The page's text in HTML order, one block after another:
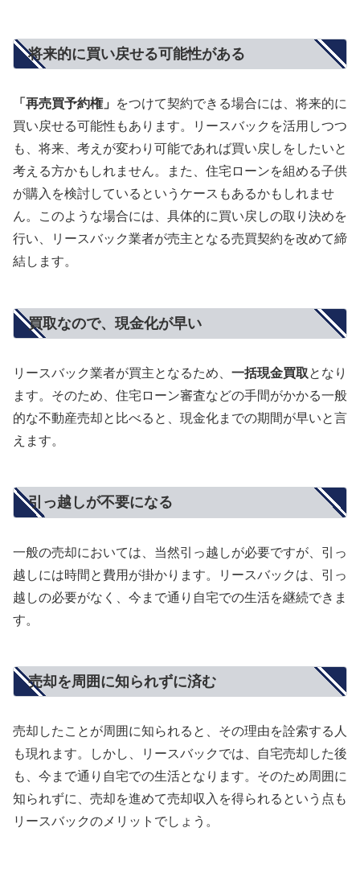
将来的に買い戻せる可能性がある
「再売買予約権」
をつけて契約できる場合には、将来的に
買い戻せる可能性もあります。リースバックを活用しつつ
も、将来、考えが変わり可能であれば買い戻しをしたいと
考える方かもしれません。また、住宅ローンを組める子供
が購入を検討しているというケースもあるかもしれませ
ん。このような場合には、具体的に買い戻しの取り決めを
行い、リースバック業者が売主となる売買契約を改めて締
結します。
買取なので、現金化が早い
リースバック業者が買主となるため、 一括現金買取となり
ます。そのため、住宅ローン審査などの手間がかかる一般
的な不動産売却と比べると、現金化までの期間が早いと言
えます。
引っ越しが不要になる
一般の売却においては、当然引っ越しが必要ですが、引っ
越しには時間と費用が掛かります。リースバックは、引っ
越しの必要がなく、今まで通り自宅での生活を継続できま
す。
売却を周囲に知られずに済む
売却したことが周囲に知られると、その理由を詮索する人
も現れます。しかし、リースバックでは、自宅売却した後
も、今まで通り自宅での生活となります。そのため周囲に
知られずに、売却を進めて売却収入を得られるという点も
リースバックのメリットでしょう。